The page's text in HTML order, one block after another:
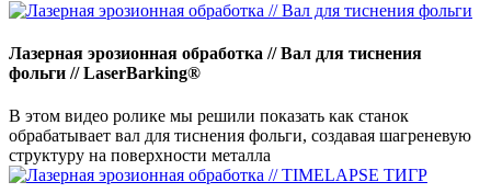
Лазерная эрозионная обработка // Вал для тиснения
фольги // LaserBarking®
В этом видео ролике мы решили показать как станок
обрабатывает вал для тиснения фольги, создавая шагреневую
структуру на поверхности металла